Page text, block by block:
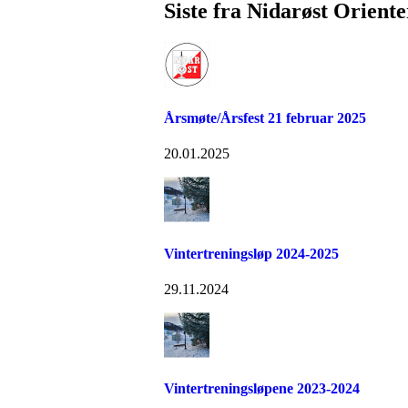
Siste fra Nidarøst
Årsmøte/Årsfest 21 februar 2025
20.01.2025
Vintertreningsløp 2024-2025
29.11.2024
Vintertreningsløpene 2023-2024